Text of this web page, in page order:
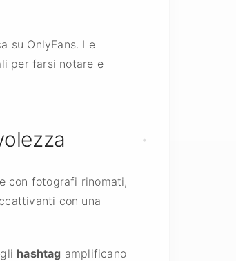
su OnlyFans. Le
per farsi notare e
con fotografi rinomati,
con una
hashtag amplificano